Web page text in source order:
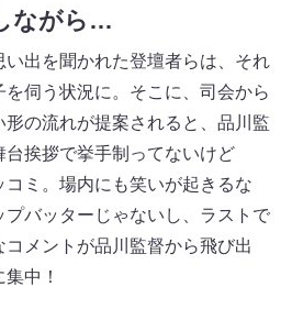
ながら…
出を聞かれた登壇者らは、それ
伺う状況に。そこに、司会から
形の流れが提案されると、品川監
挨拶で挙手制ってないけど
コミ。場内にも笑いが起きるな
バッターじゃないし、ラストで
コメントが品川監督から飛び出
集中！